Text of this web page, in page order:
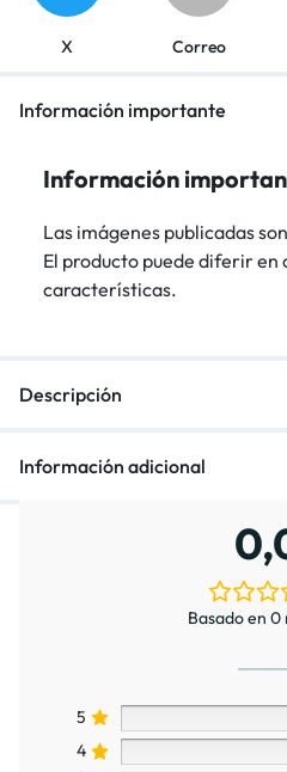
X Correo
Información importante
Información
Las imágenes publicadas
El producto puede diferir en
características.
Descripción
Información adicional
Basado en 0
5
4